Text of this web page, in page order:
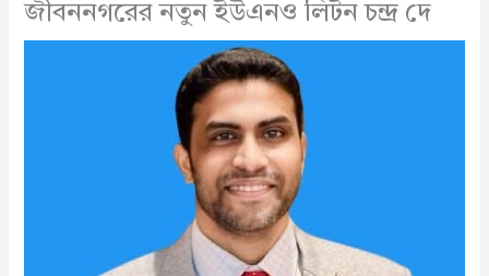
জীবননগরের নতুন ইউএনও লিটন চন্দ্র দে